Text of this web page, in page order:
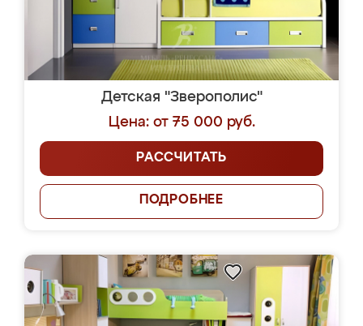
Детская "Зверополис"
Цена: от 75 000 руб.
РАССЧИТАТЬ
ПОДРОБНЕЕ